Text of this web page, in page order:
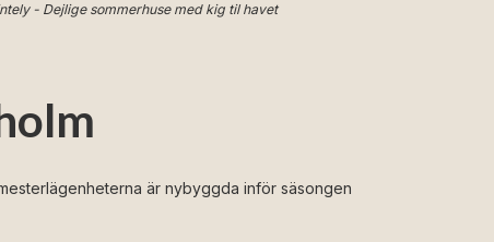
- Dejlige sommerhuse med kig til havet
är nybyggda inför säsongen